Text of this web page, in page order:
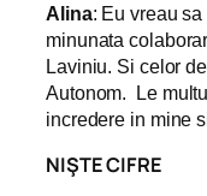
Alina: Eu vreau
minunata
Laviniu. Si celor
Autonom. Le
incredere in mine
NIŞTE CIFRE